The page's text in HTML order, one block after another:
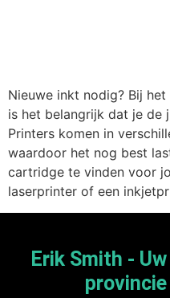
Nieuwe inkt nodig? Bij
is het belangrijk dat je de
Printers komen in
waardoor het nog best
cartridge te vinden voor
laserprinter of een
Erik Smith -